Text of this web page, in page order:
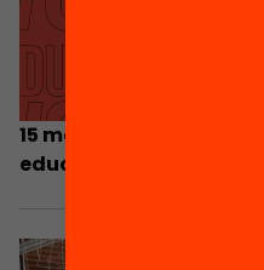
15 mesures concretes
educativa